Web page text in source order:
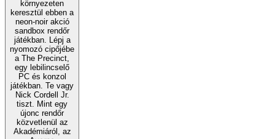
környezeten
keresztül ebben a
neon-noir akció
sandbox rendőr
játékban. Lépj a
nyomozó cipőjébe
a The Precinct,
egy lebilincselő
PC és konzol
játékban. Te vagy
Nick Cordell Jr.
tiszt. Mint egy
újonc rendőr
közvetlenül az
Akadémiáról, az